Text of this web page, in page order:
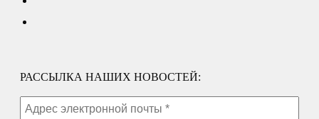
РАССЫЛКА НАШИХ НОВОСТЕЙ: